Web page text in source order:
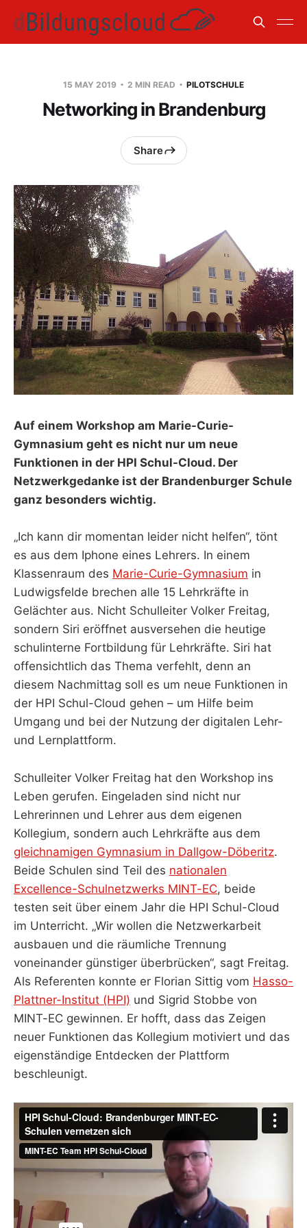
15 MAY 2019 2 MIN READ PILOTSCHULE
Networking in Brandenburg
Share
Auf einem Workshop am Marie-Curie-
Gymnasium geht es nicht nur um neue
Funktionen in der HPI Schul-Cloud. Der
Netzwerkgedanke ist der Brandenburger Schule
ganz besonders wichtig.
„Ich kann dir momentan leider nicht helfen“, tönt
es aus dem Iphone eines Lehrers. In einem
Klassenraum des Marie-Curie-Gymnasium in
Ludwigsfelde brechen alle 15 Lehrkräfte in
Gelächter aus. Nicht Schulleiter Volker Freitag,
sondern Siri eröffnet ausversehen die heutige
schulinterne Fortbildung für Lehrkräfte. Siri hat
offensichtlich das Thema verfehlt, denn an
diesem Nachmittag soll es um neue Funktionen in
der HPI Schul-Cloud gehen – um Hilfe beim
Umgang und bei der Nutzung der digitalen Lehr-
und Lernplattform.
Schulleiter Volker Freitag hat den Workshop ins
Leben gerufen. Eingeladen sind nicht nur
Lehrerinnen und Lehrer aus dem eigenen
Kollegium, sondern auch Lehrkräfte aus dem
gleichnamigen Gymnasium in Dallgow-Döberitz.
Beide Schulen sind Teil des nationalen
Excellence-Schulnetzwerks MINT-EC, beide
testen seit über einem Jahr die HPI Schul-Cloud
im Unterricht. „Wir wollen die Netzwerkarbeit
ausbauen und die räumliche Trennung
voneinander günstiger überbrücken“, sagt Freitag.
Als Referenten konnte er Florian Sittig vom Hasso-
Plattner-Institut (HPI) und Sigrid Stobbe von
MINT-EC gewinnen. Er hofft, dass das Zeigen
neuer Funktionen das Kollegium motiviert und das
eigenständige Entdecken der Plattform
beschleunigt.